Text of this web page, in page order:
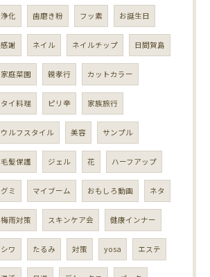
浄化 歯磨き粉 フッ素 お誕生日
感謝 ネイル ネイルチップ 日間賀島
家庭菜園 親孝行 カットカラー
タイ料理 ピリ辛 家族旅行
ウルフスタイル 美容 サンプル
毛髪保護 ジェル 花 ハーフアップ
グミ マイブーム おもしろ動画 ネタ
梅雨対策 スキンケア会 健康インナー
シワ たるみ 対策 yosa エステ